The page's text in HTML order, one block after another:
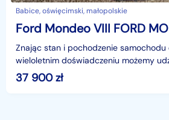
Babice, oświęcimski, małopolskie
Znając stan i pochodzenie samochodu
wieloletnim doświadczeniu możemy
miesięcznej gwarancji w formie
37 900zł